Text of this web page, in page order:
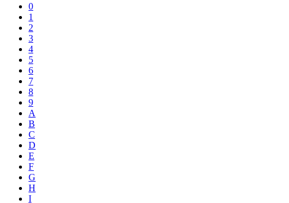
0
1
2
3
4
5
6
7
8
9
A
B
C
D
E
F
G
H
I